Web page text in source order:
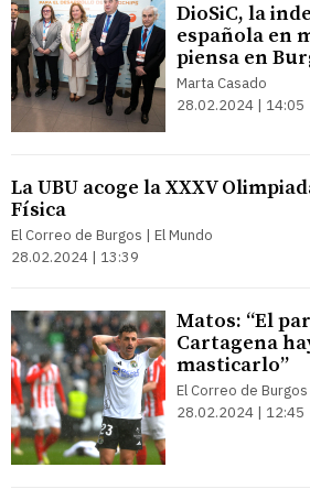
DioSiC, la
española en
piensa en
Marta Casado
28.02.2024 | 14:05
La UBU acoge la XXXV
Física
El Correo de Burgos | El Mundo
28.02.2024 | 13:39
Matos: “El
Cartagena
masticarlo”
El Correo de Burgos
28.02.2024 | 12:45